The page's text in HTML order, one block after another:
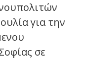
για την
σε